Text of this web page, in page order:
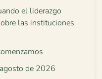
el liderazgo
las instituciones
de 2026